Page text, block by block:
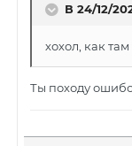
В 24/12/
хохол, как там
Ты походу